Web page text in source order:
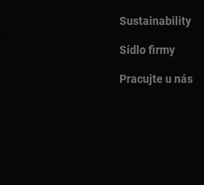
Sustainability
Sídlo firmy
Pracujte u nás